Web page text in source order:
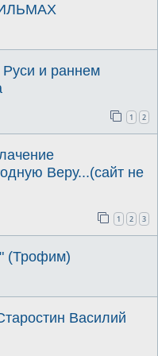
и раннем
1 2
Веру...(сайт не
1 2 3
(Трофим)
Василий